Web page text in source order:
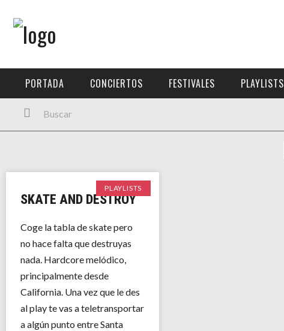
PORTADA
FESTIVALES
HISTORIAS
PORTADA CONCIERTOS FESTIVALES PLAYLISTS
PLAYLISTS
SKATE AND DESTROY
Coge la tabla de skate pero
no hace falta que destruyas
nada. Hardcore melódico,
principalmente desde
California. Una vez que le des
al play te vas a teletransportar
a algún punto entre Santa